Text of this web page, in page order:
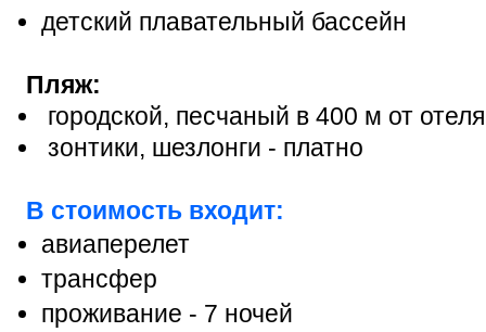
детский плавательный бассейн
Пляж:
городской, песчаный в 400 м от отеля
зонтики, шезлонги - платно
В стоимость входит:
авиаперелет
трансфер
проживание - 7 ночей